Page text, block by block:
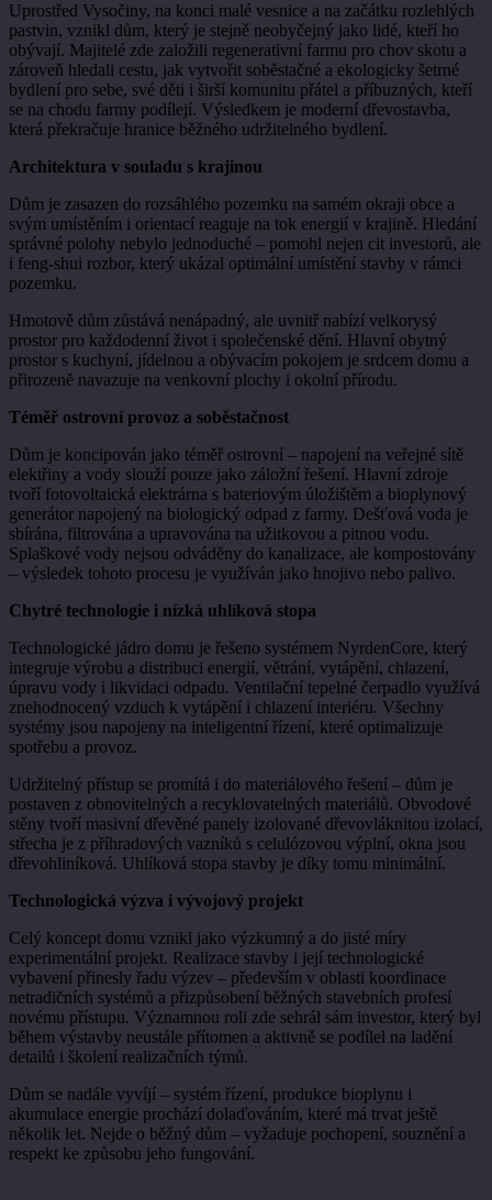
Uprostřed Vysočiny, na konci malé vesnice a na začátku rozlehlých
pastvin, vznikl dům, který je stejně neobyčejný jako lidé, kteří ho
obývají. Majitelé zde založili regenerativní farmu pro chov skotu a
zároveň hledali cestu, jak vytvořit soběstačné a ekologicky šetrné
bydlení pro sebe, své děti i širší komunitu přátel a příbuzných, kteří
se na chodu farmy podílejí. Výsledkem je moderní dřevostavba,
která překračuje hranice běžného udržitelného bydlení.
Architektura v souladu s krajinou
Dům je zasazen do rozsáhlého pozemku na samém okraji obce a
svým umístěním i orientací reaguje na tok energií v krajině. Hledání
správné polohy nebylo jednoduché – pomohl nejen cit investorů, ale
i feng-shui rozbor, který ukázal optimální umístění stavby v rámci
pozemku.
Hmotově dům zůstává nenápadný, ale uvnitř nabízí velkorysý
prostor pro každodenní život i společenské dění. Hlavní obytný
prostor s kuchyní, jídelnou a obývacím pokojem je srdcem domu a
přirozeně navazuje na venkovní plochy i okolní přírodu.
Téměř ostrovní provoz a soběstačnost
Dům je koncipován jako téměř ostrovní – napojení na veřejné sítě
elektřiny a vody slouží pouze jako záložní řešení. Hlavní zdroje
tvoří fotovoltaická elektrárna s bateriovým úložištěm a bioplynový
generátor napojený na biologický odpad z farmy. Dešťová voda je
sbírána, filtrována a upravována na užitkovou a pitnou vodu.
Splaškové vody nejsou odváděny do kanalizace, ale kompostovány
– výsledek tohoto procesu je využíván jako hnojivo nebo palivo.
Chytré technologie i nízká uhlíková stopa
Technologické jádro domu je řešeno systémem NyrdenCore, který
integruje výrobu a distribuci energií, větrání, vytápění, chlazení,
úpravu vody i likvidaci odpadu. Ventilační tepelné čerpadlo využívá
znehodnocený vzduch k vytápění i chlazení interiéru. Všechny
systémy jsou napojeny na inteligentní řízení, které optimalizuje
spotřebu a provoz.
Udržitelný přístup se promítá i do materiálového řešení – dům je
postaven z obnovitelných a recyklovatelných materiálů. Obvodové
stěny tvoří masivní dřevěné panely izolované dřevovláknitou izolací,
střecha je z příhradových vazníků s celulózovou výplní, okna jsou
dřevohliníková. Uhlíková stopa stavby je díky tomu minimální.
Technologická výzva i vývojový projekt
Celý koncept domu vznikl jako výzkumný a do jisté míry
experimentální projekt. Realizace stavby i její technologické
vybavení přinesly řadu výzev – především v oblasti koordinace
netradičních systémů a přizpůsobení běžných stavebních profesí
novému přístupu. Významnou roli zde sehrál sám investor, který byl
během výstavby neustále přítomen a aktivně se podílel na ladění
detailů i školení realizačních týmů.
Dům se nadále vyvíjí – systém řízení, produkce bioplynu i
akumulace energie prochází dolaďováním, které má trvat ještě
několik let. Nejde o běžný dům – vyžaduje pochopení, souznění a
respekt ke způsobu jeho fungování.